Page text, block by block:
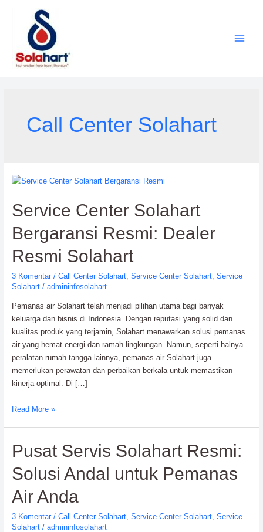
Call Center Solahart
Service Center Solahart
Bergaransi Resmi: Dealer
Resmi Solahart
3 Komentar / Call Center Solahart, Service Center Solahart, Service
Solahart/ admininfosolahart
Pemanas air Solahart telah menjadi pilihan utama bagi banyak
keluarga dan bisnis di Indonesia. Dengan reputasi yang solid dan
kualitas produk yang terjamin, Solahart menawarkan solusi pemanas
air yang hemat energi dan ramah lingkungan. Namun, seperti halnya
peralatan rumah tangga lainnya, pemanas air Solahart juga
memerlukan perawatan dan perbaikan berkala untuk memastikan
kinerja optimal. Di […]
Service
Bergaransi
Dealer
Solahart
Read More »
Pusat Servis Solahart Resmi:
Solusi Andal untuk Pemanas
Air Anda
3 Komentar / Call Center Solahart, Service Center Solahart, Service
Solahart/ admininfosolahart